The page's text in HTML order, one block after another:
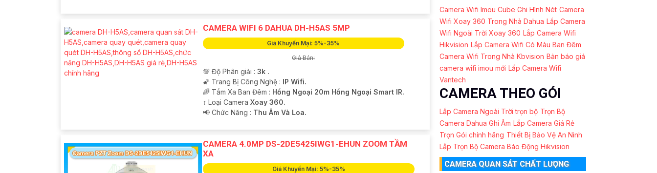
CAMERA WIFI 6 DAHUA DH-H5AS 5MP
Giá Khuyến Mại: 5%-35%
Giá Bán:
💯 Độ Phân giải : 3k .
🌠 Trang Bị Công Nghệ : IP Wifi.
🌈 Tầm Xa Ban Đêm : Hồng Ngoại 20m Hồng Ngoại Smart IR.
↕️ Loại Camera Xoay 360.
️📢 Chức Năng : Thu Âm Và Loa.
CAMERA 4.0MP DS-2DE5425IWG1-EHUN ZOOM TẦM
XA
Giá Khuyến Mại: 5%-35%
Camera Wifi Imou Cube Ghi Hình Nét Camera
Wifi Xoay 360 Trong Nhà Dahua Lắp Camera
Wifi Ngoài Trời Xoay 360 Lắp Camera Wifi
Hikvision Lắp Camera Wifi Có Màu Ban Đêm
Camera Wifi Trong Nhà Kbvision Bản báo giá
camera wifi imou mới Lắp Camera Wifi
Vantech
CAMERA THEO GÓI
Lắp Camera Ngoài Trời trọn bộ Trọn Bộ
Camera Dahua Ghi Âm Lắp Camera Giá Rẻ
Trọn Gói chính hãng Thiết Bị Bảo Vệ An Ninh
Lắp Trọn Bộ Camera Báo Động Hikvision
CAMERA QUAN SÁT CHẤT LƯỢNG